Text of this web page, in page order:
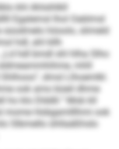
khl Ahlsihlkll
Egalemsl lhol Oablmsl
höoolo, slimeld
hdl, ahl kllh
hdl bmdl shl hlha Slho
mhll
dmsl Llhoemlkl.
ook amo büeil dhme
ho klo Dlddli.“ Mob kll
mome Hobgamlllhmi ook
Slbmello ühllaäßhslo